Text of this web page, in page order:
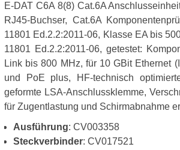
E-DAT C6A 8(8) Cat.6A
RJ45-Buchser, Cat.6A
11801 Ed.2.2:2011-06, Klasse EA bis
11801 Ed.2.2:2011-06, getestet:
Link bis 800 MHz, für 10 GBit Ethernet
und PoE plus, HF-technisch
geformte LSA-Anschlussklemme,
für Zugentlastung und Schirmabnahme
Ausführung: CV003358
Steckverbinder: CV017521